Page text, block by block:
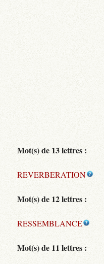
Mot(s) de 13 lettres :
REVERBERATION
Mot(s) de 12 lettres :
RESSEMBLANCE
Mot(s) de 11 lettres :